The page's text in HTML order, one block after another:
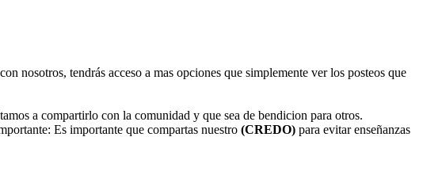
nosotros, tendrás acceso a mas opciones que simplemente ver los posteos que
a compartirlo con la comunidad y que sea de bendicion para otros.
Es importante que compartas nuestro (CREDO) para evitar enseñanzas